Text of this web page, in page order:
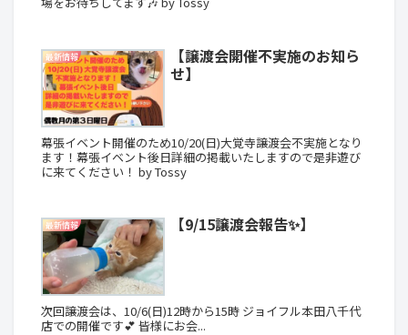
最新情報
【譲渡会開催不実施のお知ら
せ】
幕張イベント開催のため10/20(日)大覚寺譲渡会不実施となり
ます！幕張イベント後日詳細の掲載いたしますので是非遊び
に来てください！ by Tossy
最新情報 【9/15譲渡会報告✨】
次回譲渡会は、10/6(日)12時から15時 ジョイフル本田八千代
店での開催です︎💕︎ 皆様にお会...